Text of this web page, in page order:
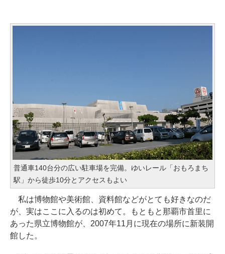
普通車140台分の広い駐車場を完備。ゆいレール「おもろまち
駅」から徒歩10分とアクセスもよい
私は博物館や美術館、資料館などがとても好きなのだ
が、実はここに入るのは初めて。もともと那覇市首里に
あった県立博物館が、2007年11月に現在の場所に新装開
館した。